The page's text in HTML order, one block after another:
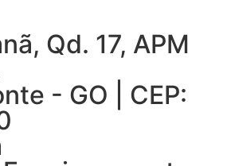
Qd. 17, APM
- GO | CEP: